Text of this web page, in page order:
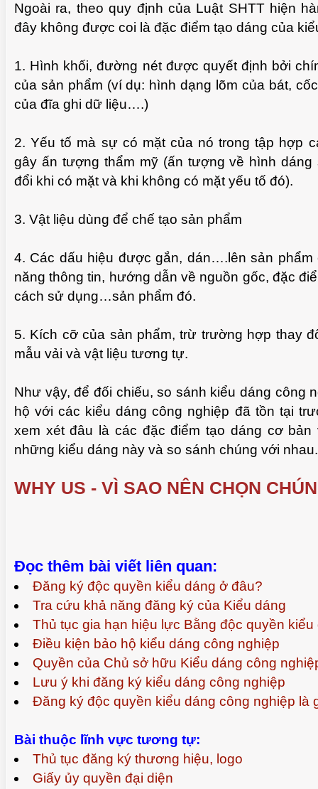
Ngoài ra, theo quy định của Luật SHTT hiện
đây không được coi là đặc điểm tạo dáng của
1. Hình khối, đường nét được quyết định bởi
của sản phẩm (ví dụ: hình dạng lõm của bát,
của đĩa ghi dữ liệu….)
2. Yếu tố mà sự có mặt của nó trong tập hợp
gây ấn tượng thẩm mỹ (ấn tượng về hình dáng
đổi khi có mặt và khi không có mặt yếu tố đó).
3. Vật liệu dùng để chế tạo sản phẩm
4. Các dấu hiệu được gắn, dán….lên sản
năng thông tin, hướng dẫn về nguồn gốc, đặc
cách sử dụng…sản phẩm đó.
5. Kích cỡ của sản phẩm, trừ trường hợp thay
mẫu vải và vật liệu tương tự.
Như vậy, để đối chiếu, so sánh kiểu dáng công
hộ với các kiểu dáng công nghiệp đã tồn tại
xem xét đâu là các đặc điểm tạo dáng cơ
những kiểu dáng này và so sánh chúng với nhau.
WHY US - VÌ SAO NÊN CHỌN
Đọc thêm bài viết liên quan:
Đăng ký độc quyền kiểu dáng ở đâu?
Tra cứu khả năng đăng ký của Kiểu dáng
Thủ tục gia hạn hiệu lực Bằng độc quyền kiểu
Điều kiện bảo hộ kiểu dáng công nghiệp
Quyền của Chủ sở hữu Kiểu dáng công
Lưu ý khi đăng ký kiểu dáng công nghiệp
Đăng ký độc quyền kiểu dáng công nghiệp là
Bài thuộc lĩnh vực tương tự:
Thủ tục đăng ký thương hiệu, logo
Giấy ủy quyền đại diện
CHUẨN BỊ THƯ CHUYỂN VĂN BẰNG NHÃN
HIỆU GỐC TỚI KHÁCH HÀNG
MỘT